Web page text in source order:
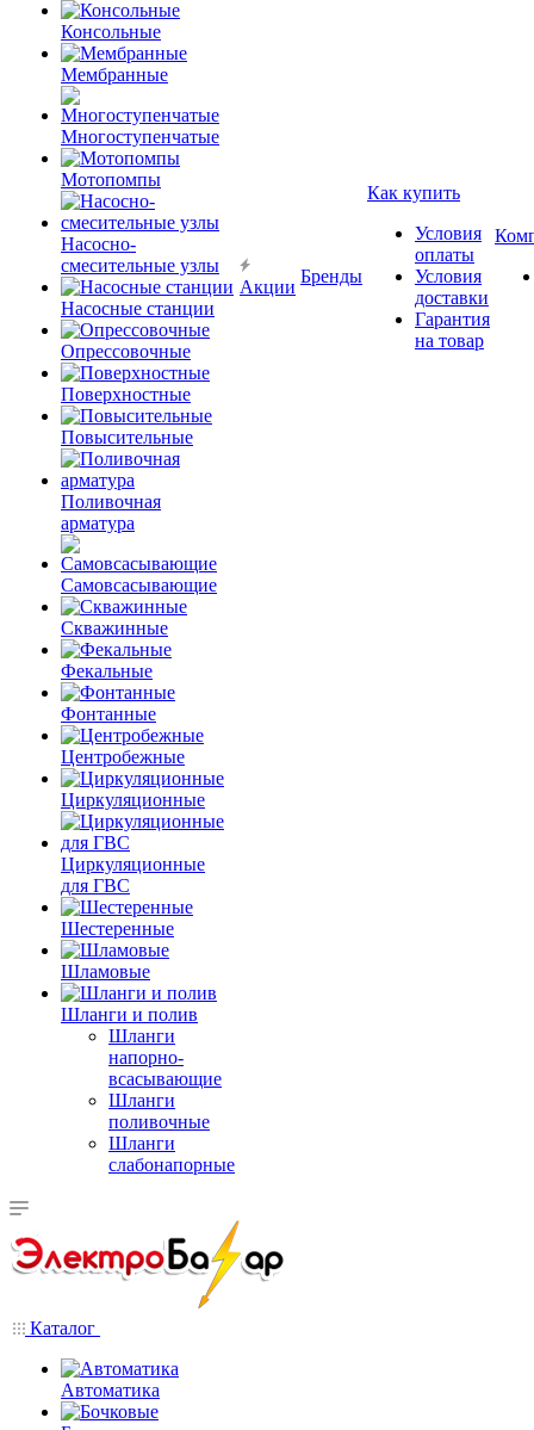
Консольные
Мембранные
Многоступенчатые
Мотопомпы
Насосно-
смесительные узлы
Насосные станции
Опрессовочные
Поверхностные
Повысительные
Поливочная
арматура
Самовсасывающие
Скважинные
Фекальные
Фонтанные
Центробежные
Циркуляционные
Циркуляционные
для ГВС
Шестеренные
Шламовые
Шланги и полив
Шланги
напорно-
всасывающие
Шланги
поливочные
Шланги
слабонапорные
Акции
Бренды
Как купить
Условия
оплаты
Условия
доставки
Гарантия
на товар
Каталог
Автоматика